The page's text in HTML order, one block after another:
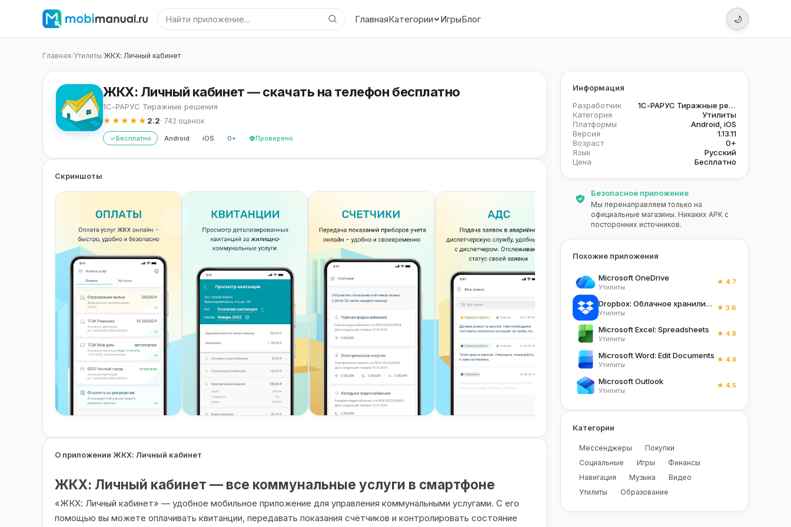
ГлавнаяКатегории ИгрыБлог 🌙
Главная/Утилиты/ЖКХ: Личный кабинет
ЖКХ: Личный кабинет — скачать на телефон бесплатно
1С-РАРУС Тиражные решения
★★★★★ 2.2· 742 оценок
Бесплатно Android iOS 0+ Проверено
Скриншоты
О приложении ЖКХ: Личный кабинет
ЖКХ: Личный кабинет — все коммунальные услуги в смартфоне
«ЖКХ: Личный кабинет» — удобное мобильное приложение для управления коммунальными услугами. С его
помощью вы можете оплачивать квитанции, передавать показания счётчиков и контролировать состояние
Информация
Разработчик
1С-РАРУС Тиражные решения
Категория
Утилиты
Платформы
Android, iOS
Версия
1.13.11
Возраст
0+
Язык
Русский
Цена
Бесплатно
Безопасное приложение
Мы перенаправляем только на
официальные магазины. Никаких APK с
посторонних источников.
Похожие приложения
Microsoft OneDrive
Утилиты
★ 4.7
Dropbox: Облачное хранилище
Утилиты
★ 3.6
Microsoft Excel: Spreadsheets
Утилиты
★ 4.8
Microsoft Word: Edit Documents
Утилиты
★ 4.8
Microsoft Outlook
Утилиты
★ 4.5
Категории
Мессенджеры
Покупки
Социальные
Игры
Финансы
Навигация
Музыка
Видео
Утилиты
Образование